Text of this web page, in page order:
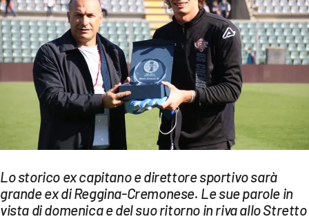
CULTURA
ECONOMIA E LAVORO
EVENTI
SPORT
Streaming
LAC TV
LAC NETWORK
Lo storico ex capitano e direttore sportivo sarà
grande ex di Reggina-Cremonese. Le sue parole in
vista di domenica e del suo ritorno in riva allo Stretto